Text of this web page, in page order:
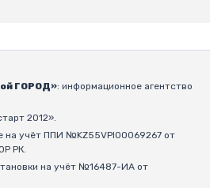
ГОРОД»: информационное агентство
2012».
на учёт ППИ №KZ55VPI00069267 от
РК.
на учёт №16487-ИА от